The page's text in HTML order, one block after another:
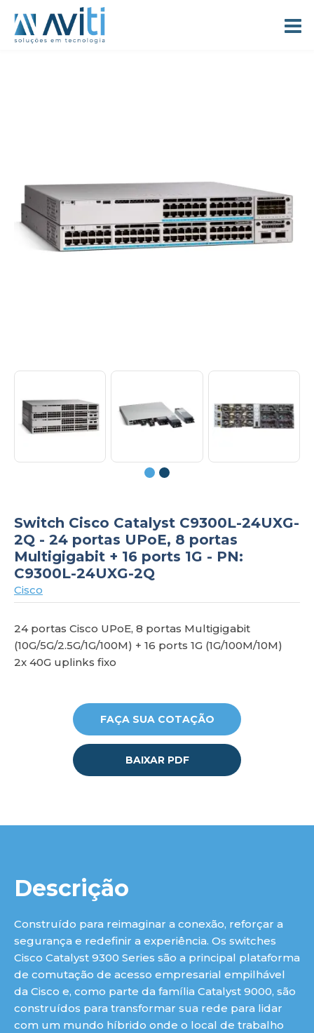
Switch Cisco Catalyst C9300L-24UXG-
2Q - 24 portas UPoE, 8 portas
Multigigabit + 16 ports 1G - PN:
C9300L-24UXG-2Q
Cisco
24 portas Cisco UPoE, 8 portas Multigigabit
(10G/5G/2.5G/1G/100M) + 16 ports 1G (1G/100M/10M)
2x 40G uplinks fixo
FAÇA SUA COTAÇÃO
BAIXAR PDF
Descrição
Construído para reimaginar a conexão, reforçar a
segurança e redefinir a experiência. Os switches
Cisco Catalyst 9300 Series são a principal plataforma
de comutação de acesso empresarial empilhável
da Cisco e, como parte da família Catalyst 9000, são
construídos para transformar sua rede para lidar
com um mundo híbrido onde o local de trabalho